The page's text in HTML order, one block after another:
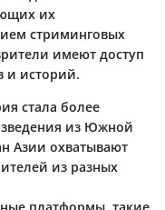
их
стриминговых
имеют доступ
и историй.
стала более
из Южной
Азии охватывают
из разных